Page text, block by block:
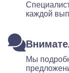
каждой
Мы